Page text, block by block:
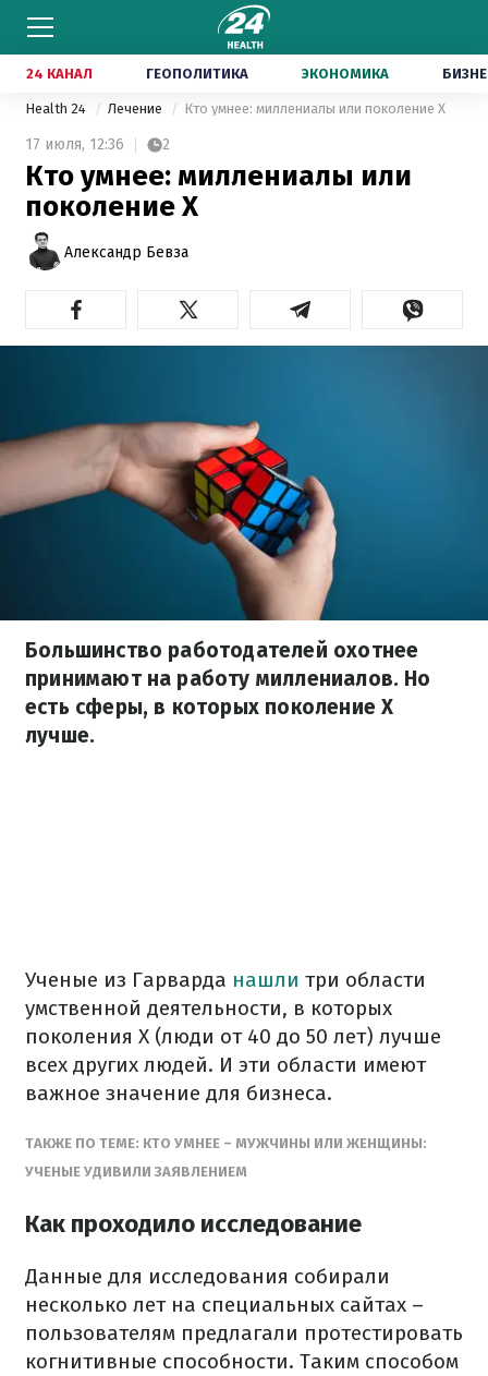
24 КАНАЛ ГЕОПОЛИТИКА ЭКОНОМИКА
Health 24 Лечение Кто умнее: миллениалы или поколение Х
17 июля, 12:36 2
Кто умнее: миллениалы или
поколение Х
Александр Бевза
Большинство работодателей охотнее
принимают на работу миллениалов. Но
есть сферы, в которых поколение Х
лучше.
Ученые из Гарварда нашли три области
умственной деятельности, в которых
поколения Х (люди от 40 до 50 лет) лучше
всех других людей. И эти области имеют
важное значение для бизнеса.
ТАКЖЕ ПО ТЕМЕ: КТО УМНЕЕ – МУЖЧИНЫ ИЛИ ЖЕНЩИНЫ:
УЧЕНЫЕ УДИВИЛИ ЗАЯВЛЕНИЕМ
Как проходило исследование
Данные для исследования собирали
несколько лет на специальных сайтах –
пользователям предлагали протестировать
когнитивные способности. Таким способом